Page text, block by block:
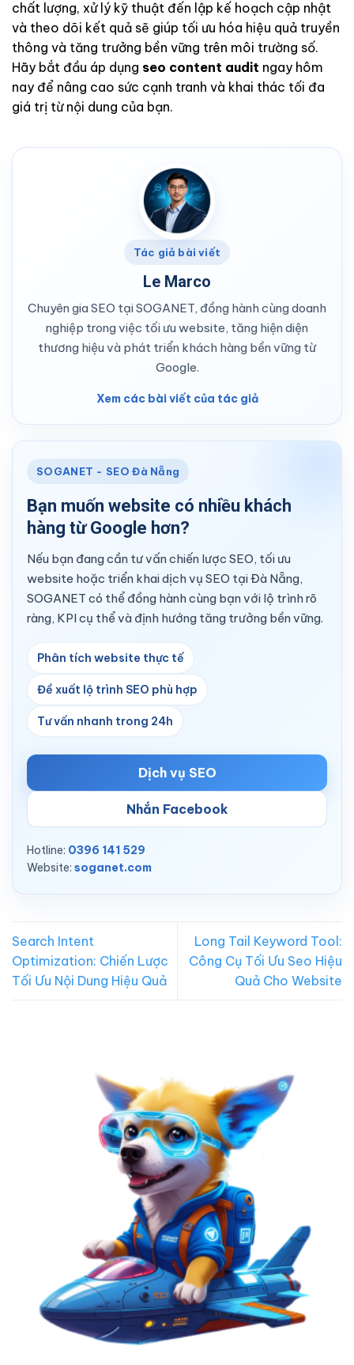
chất lượng, xử lý kỹ thuật đến lập kế hoạch cập nhật
và theo dõi kết quả sẽ giúp tối ưu hóa hiệu quả truyền
thông và tăng trưởng bền vững trên môi trường số.
Hãy bắt đầu áp dụng seo content audit ngay hôm
nay để nâng cao sức cạnh tranh và khai thác tối đa
giá trị từ nội dung của bạn.
Tác giả bài viết
Le Marco
Chuyên gia SEO tại SOGANET, đồng hành cùng doanh
nghiệp trong việc tối ưu website, tăng hiện diện
thương hiệu và phát triển khách hàng bền vững từ
Google.
Xem các bài viết của tác giả
SOGANET - SEO Đà Nẵng
Bạn muốn website có nhiều khách
hàng từ Google hơn?
Nếu bạn đang cần tư vấn chiến lược SEO, tối ưu
website hoặc triển khai dịch vụ SEO tại Đà Nẵng,
SOGANET có thể đồng hành cùng bạn với lộ trình rõ
ràng, KPI cụ thể và định hướng tăng trưởng bền vững.
Phân tích website thực tế
Đề xuất lộ trình SEO phù hợp
Tư vấn nhanh trong 24h
Dịch vụ SEO
Nhắn Facebook
Hotline: 0396 141 529
Website: soganet.com
Search Intent
Optimization: Chiến Lược
Tối Ưu Nội Dung Hiệu Quả
Long Tail Keyword Tool:
Công Cụ Tối Ưu Seo Hiệu
Quả Cho Website